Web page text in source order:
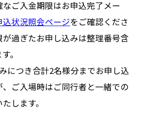
ご入金期限はお申込完了メー
込状況照会ページをご確認くださ
過ぎたお申し込みは整理番号含
。
につき合計2名様分までお申し込
ご入場時はご同行者と一緒での
します。